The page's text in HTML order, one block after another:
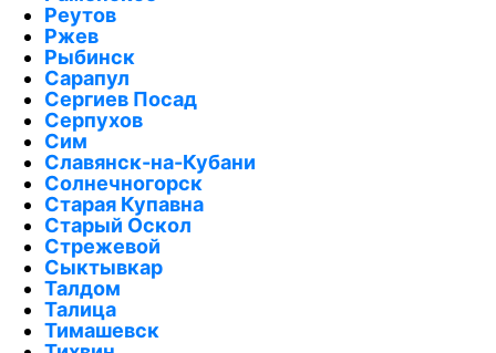
Реутов
Ржев
Рыбинск
Сарапул
Сергиев Посад
Серпухов
Сим
Славянск-на-Кубани
Солнечногорск
Старая Купавна
Старый Оскол
Стрежевой
Сыктывкар
Талдом
Талица
Тимашевск